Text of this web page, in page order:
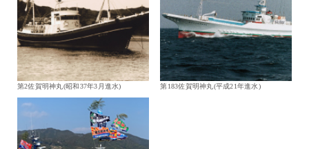
第2佐賀明神丸(昭和37年3月進水) 第183佐賀明神丸(平成21年進水)